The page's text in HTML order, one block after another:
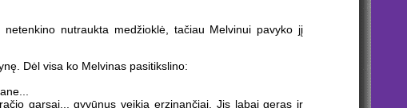
nutraukta medžioklė, tačiau Melvinui pavyko jį
Dėl visa ko Melvinas pasitikslino:
garsai... gyvūnus veikia erzinančiai. Jis labai geras ir